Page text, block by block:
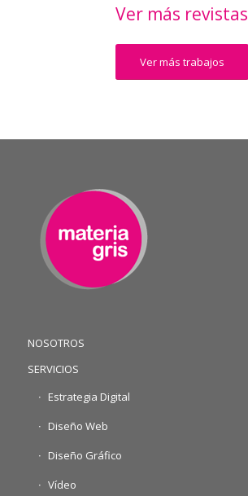
Ver más revistas
Ver más trabajos
NOSOTROS
SERVICIOS
Estrategia Digital
Diseño Web
Diseño Gráfico
Vídeo